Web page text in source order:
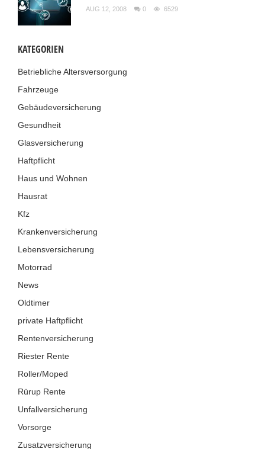
AUG 12, 2008 0 6529
KATEGORIEN
Betriebliche Altersversorgung
Fahrzeuge
Gebäudeversicherung
Gesundheit
Glasversicherung
Haftpflicht
Haus und Wohnen
Hausrat
Kfz
Krankenversicherung
Lebensversicherung
Motorrad
News
Oldtimer
private Haftpflicht
Rentenversicherung
Riester Rente
Roller/Moped
Rürup Rente
Unfallversicherung
Vorsorge
Zusatzversicherung